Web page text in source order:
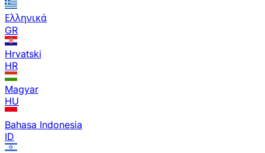
Ελληνικά
GR
Hrvatski
HR
Magyar
HU
Bahasa Indonesia
ID